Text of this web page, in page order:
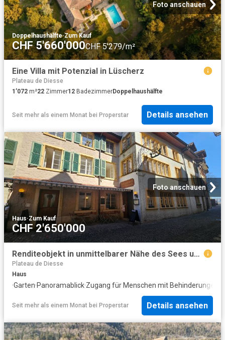
Foto anschauen
Doppelhaushälfte·Zum Kauf
CHF 5'660'000CHF 5'279/m²
Eine Villa mit Potenzial in Lüscherz
Plateau de Diesse
1’072 m²22 Zimmer12 BadezimmerDoppelhaushälfte
Seit mehr als einem Monat bei Properstar Details ansehen
Foto anschauen
Haus·Zum Kauf
CHF 2'650'000
Renditeobjekt in unmittelbarer Nähe des Sees und der Weinberge
Plateau de Diesse
Haus
·Garten·Panoramablick·Zugang für Menschen mit Behinderungen
Seit mehr als einem Monat bei Properstar Details ansehen